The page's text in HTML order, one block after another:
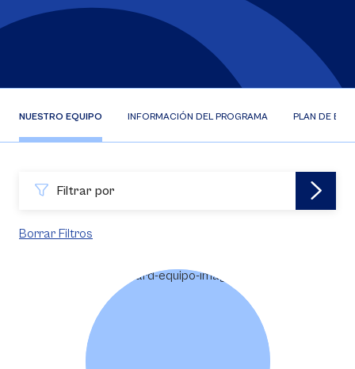
NUESTRO EQUIPO INFORMACIÓN DEL PROGRAMA PLAN DE
Filtrar por
Borrar Filtros